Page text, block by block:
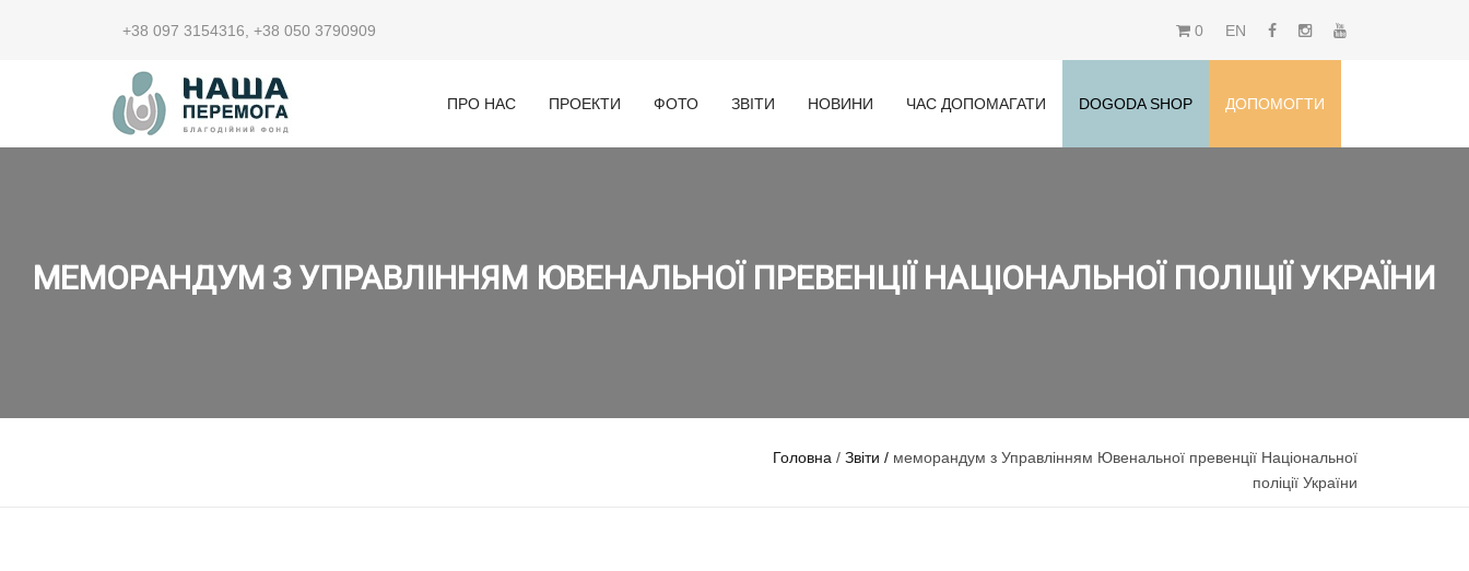
+38 097 3154316 +38 050 3790909 0 EN
ПРО НАС ПРОЕКТИ ФОТО ЗВІТИ НОВИНИ ЧАС ДОПОМАГАТИ DOGODA SHOP ДОПОМОГТИ
МЕМОРАНДУМ З УПРАВЛІННЯМ ЮВЕНАЛЬНОЇ ПРЕВЕНЦІЇ НАЦІОНАЛЬНОЇ ПОЛІЦІЇ УКРАЇНИ
Головна / Звіти / меморандум з Управлінням Ювенальної превенції Національної
поліції України